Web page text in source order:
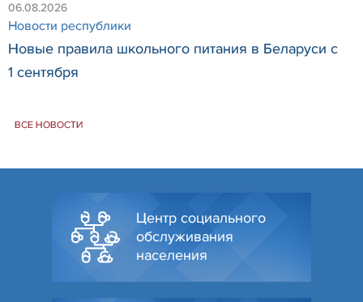
06.08.2026
Новости республики
Новые правила школьного питания в Беларуси с
1 сентября
ВСЕ НОВОСТИ
Центр социального
обслуживания
населения